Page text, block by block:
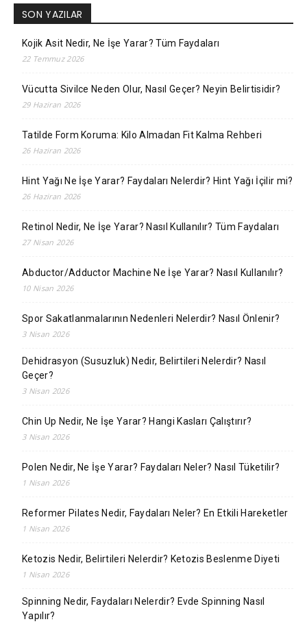
SON YAZILAR
Kojik Asit Nedir, Ne İşe Yarar? Tüm Faydaları
22 Temmuz 2026
Vücutta Sivilce Neden Olur, Nasıl Geçer? Neyin Belirtisidir?
29 Haziran 2026
Tatilde Form Koruma: Kilo Almadan Fit Kalma Rehberi
26 Haziran 2026
Hint Yağı Ne İşe Yarar? Faydaları Nelerdir? Hint Yağı İçilir mi?
26 Haziran 2026
Retinol Nedir, Ne İşe Yarar? Nasıl Kullanılır? Tüm Faydaları
27 Nisan 2026
Abductor/Adductor Machine Ne İşe Yarar? Nasıl Kullanılır?
10 Nisan 2026
Spor Sakatlanmalarının Nedenleri Nelerdir? Nasıl Önlenir?
3 Nisan 2026
Dehidrasyon (Susuzluk) Nedir, Belirtileri Nelerdir? Nasıl
Geçer?
3 Nisan 2026
Chin Up Nedir, Ne İşe Yarar? Hangi Kasları Çalıştırır?
3 Nisan 2026
Polen Nedir, Ne İşe Yarar? Faydaları Neler? Nasıl Tüketilir?
1 Nisan 2026
Reformer Pilates Nedir, Faydaları Neler? En Etkili Hareketler
1 Nisan 2026
Ketozis Nedir, Belirtileri Nelerdir? Ketozis Beslenme Diyeti
1 Nisan 2026
Spinning Nedir, Faydaları Nelerdir? Evde Spinning Nasıl
Yapılır?